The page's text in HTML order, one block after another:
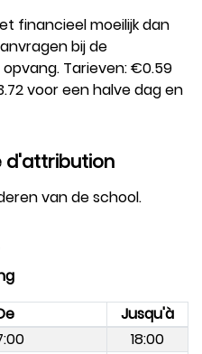
financieel moeilijk dan
bij de
Tarieven: €0.59
voor een halve dag en
d'attribution
van de school.
Jusqu'à
18:00